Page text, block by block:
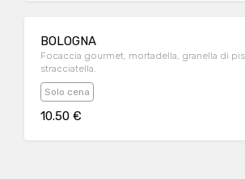
BOLOGNA
Focaccia gourmet, mortadella, granella di
stracciatella.
Solo cena
10.50 €